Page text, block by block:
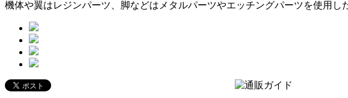
機体や翼はレジンパーツ、脚などはメタルパーツやエッチングパーツを使用し